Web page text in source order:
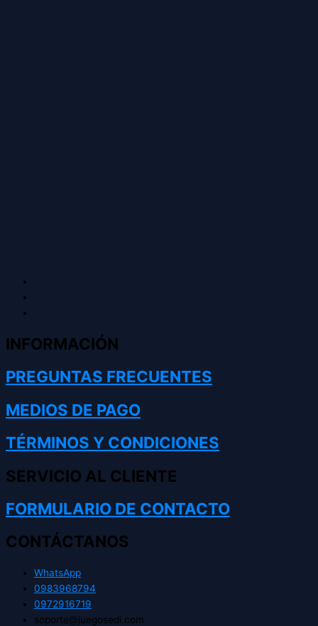
INFORMACIÓN
PREGUNTAS FRECUENTES
MEDIOS DE PAGO
TÉRMINOS Y CONDICIONES
SERVICIO AL CLIENTE
FORMULARIO DE CONTACTO
CONTÁCTANOS
WhatsApp
0983968794
0972916719
soporte@juegosedi.com